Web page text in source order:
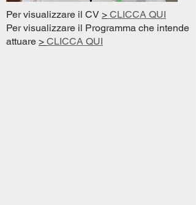
Per visualizzare il CV > CLICCA QUI
Per visualizzare il Programma che intende
attuare > CLICCA QUI